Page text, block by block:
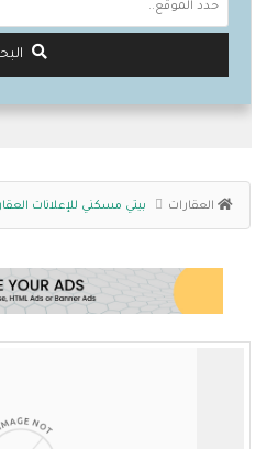
حدد الموقع..
البحث
العقارات بيتي مسكني للإعلانات العقارية